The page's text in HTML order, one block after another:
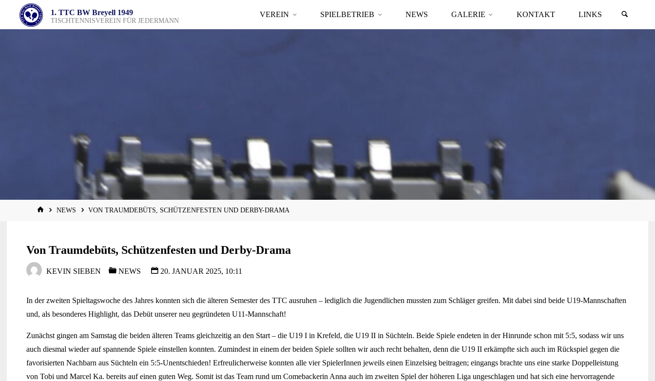
1. TTC BW Breyell 1949
TISCHTENNISVEREIN FÜR JEDERMANN
VEREIN SPIELBETRIEB NEWS GALERIE KONTAKT LINKS
START
NEWS VON TRAUMDEBÜTS, SCHÜTZENFESTEN UND DERBY-DRAMA
Von Traumdebüts, Schützenfesten und Derby-Drama
KEVIN SIEBEN NEWS 20. JANUAR 2025, 10:11
In der zweiten Spieltagswoche des Jahres konnten sich die älteren Semester des TTC ausruhen – lediglich die Jugendlichen mussten zum Schläger greifen. Mit dabei sind beide U19-Mannschaften
und, als besonderes Highlight, das Debüt unserer neu gegründeten U11-Mannschaft!
Zunächst gingen am Samstag die beiden älteren Teams gleichzeitig an den Start – die U19 I in Krefeld, die U19 II in Süchteln. Beide Spiele endeten in der Hinrunde schon mit 5:5, sodass wir uns
auch diesmal wieder auf spannende Spiele einstellen konnten. Zumindest in einem der beiden Spiele sollten wir auch recht behalten, denn die U19 II erkämpfte sich auch im Rückspiel gegen die
favorisierten Nachbarn aus Süchteln ein 5:5-Unentschieden! Erfreulicherweise konnten alle vier SpielerInnen jeweils einen Einzelsieg beitragen; eingangs brachte uns eine starke Doppelleistung
von Tobi und Marcel Ka. bereits auf einen guten Weg. Somit ist das Team rund um Comebackerin Anna auch im zweiten Spiel der höheren Liga ungeschlagen und hat sich eine hervorragende